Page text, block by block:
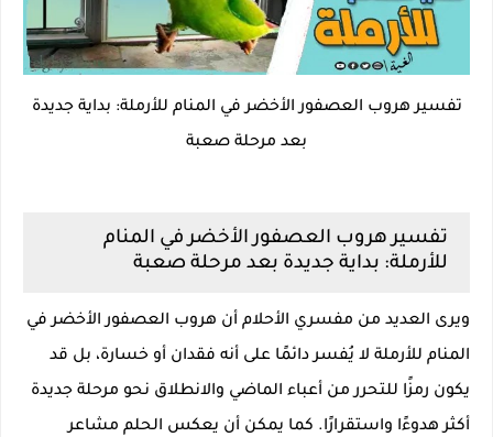
تفسير هروب العصفور الأخضر في المنام للأرملة: بداية جديدة
بعد مرحلة صعبة
تفسير هروب العصفور الأخضر في المنام
للأرملة: بداية جديدة بعد مرحلة صعبة
ويرى العديد من مفسري الأحلام أن هروب العصفور الأخضر في
المنام للأرملة لا يُفسر دائمًا على أنه فقدان أو خسارة، بل قد
يكون رمزًا للتحرر من أعباء الماضي والانطلاق نحو مرحلة جديدة
أكثر هدوءًا واستقرارًا. كما يمكن أن يعكس الحلم مشاعر